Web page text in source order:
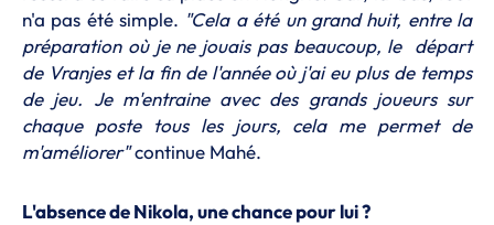
n'a pas été simple. "Cela a été un grand huit, entre la
préparation où je ne jouais pas beaucoup, le départ
de Vranjes et la fin de l'année où j'ai eu plus de temps
de jeu. Je m'entraine avec des grands joueurs sur
chaque poste tous les jours, cela me permet de
m'améliorer"continue Mahé.
L'absence de Nikola, une chance pour lui ?